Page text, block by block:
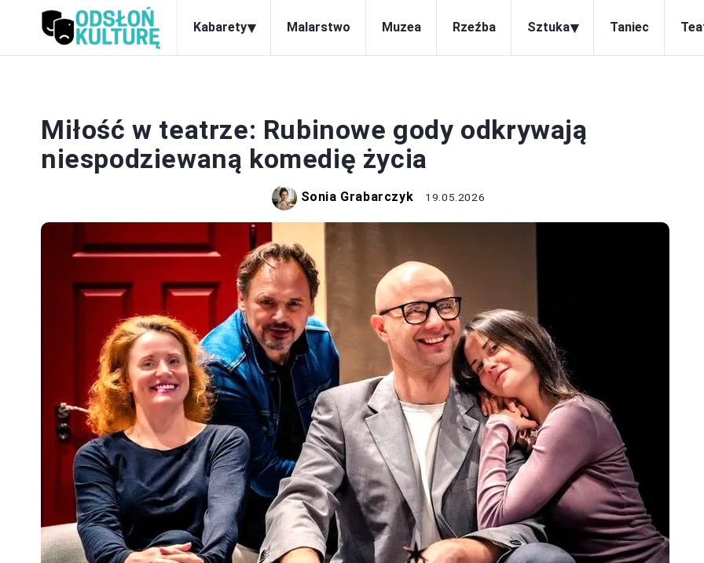
Kabarety▾ Malarstwo Muzea Rzeźba Sztuka▾ Taniec
Miłość w teatrze: Rubinowe gody odkrywają
niespodziewaną komedię życia
Sonia Grabarczyk 19.05.2026